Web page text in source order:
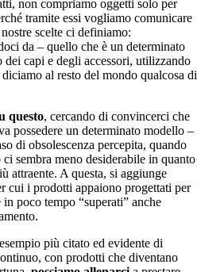
non compriamo oggetti solo per
tramite essi vogliamo comunicare
scelte ci definiamo:
da – quello che è un determinato
dei capi e degli accessori, utilizzando
al resto del mondo qualcosa di
questo, cercando di convincerci che
possedere un determinato modello –
di obsolescenza percepita, quando
sembra meno desiderabile in quanto
attraente. A questa, si aggiunge
cui i prodotti appaiono progettati per
poco tempo “superati” anche
più citato ed evidente di
con prodotti che diventano